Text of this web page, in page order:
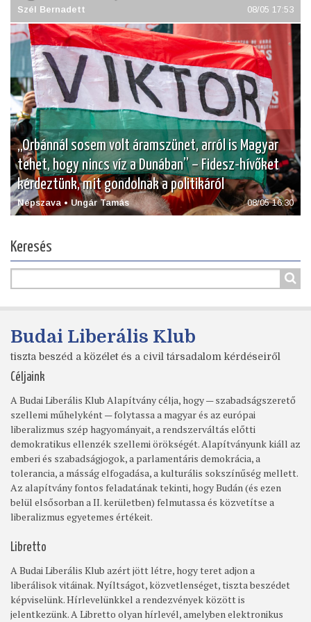
Szél Bernadett 08/05 17:53
„Orbánnál sosem volt áramszünet, arról is Magyar
tehet, hogy nincs víz a Dunában” – Fidesz-hívőket
kérdeztünk, mit gondolnak a politikáról
Népszava • Ungár Tamás 08/05 16:30
Keresés
Budai Liberális Klub
tiszta beszéd a közélet és a civil társadalom kérdéseiről
Céljaink
A Budai Liberális Klub Alapítvány célja, hogy — szabadságszerető
szellemi műhelyként — folytassa a magyar és az európai
liberalizmus szép hagyományait, a rendszerváltás előtti
demokratikus ellenzék szellemi örökségét. Alapítványunk kiáll az
emberi és szabadságjogok, a parlamentáris demokrácia, a
tolerancia, a másság elfogadása, a kulturális sokszínűség mellett.
Az alapítvány fontos feladatának tekinti, hogy Budán (és ezen
belül elsősorban a II. kerületben) felmutassa és közvetítse a
liberalizmus egyetemes értékeit.
Libretto
A Budai Liberális Klub azért jött létre, hogy teret adjon a
liberálisok vitáinak. Nyíltságot, közvetlenséget, tiszta beszédet
képviselünk. Hírlevelünkkel a rendezvények között is
jelentkezünk. A Libretto olyan hírlevél, amelyben elektronikus